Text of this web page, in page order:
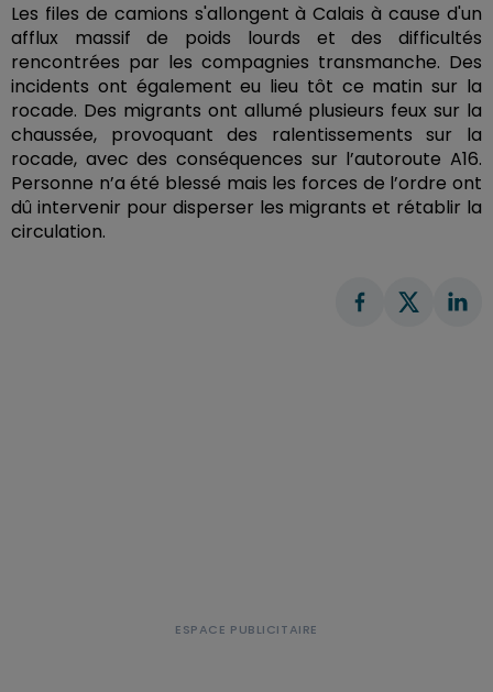
Les files de camions s'allongent à Calais à cause d'un
afflux massif de poids lourds et des difficultés
rencontrées par les compagnies transmanche. Des
incidents ont également eu lieu tôt ce matin sur la
rocade. Des migrants ont allumé plusieurs feux sur la
chaussée, provoquant des ralentissements sur la
rocade, avec des conséquences sur l’autoroute A16.
Personne n’a été blessé mais les forces de l’ordre ont
dû intervenir pour disperser les migrants et rétablir la
circulation.